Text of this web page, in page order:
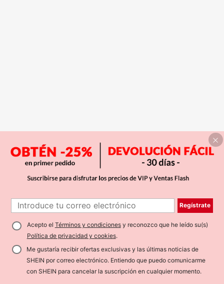
Regístrate
Acepto el Términos y condicionesy reconozco que he leído su(s)
Política de privacidad y cookies.
Me gustaría recibir ofertas exclusivas y las últimas noticias de
SHEIN por correo electrónico. Entiendo que puedo comunicarme
con SHEIN para cancelar la suscripción en cualquier momento.